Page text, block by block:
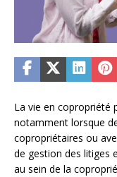
La vie en copropriété
notamment lorsque
copropriétaires ou
de gestion des litiges
au sein de la